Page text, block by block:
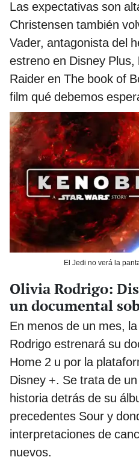
Las expectativas son
Christensen también
Vader, antagonista del
estreno en Disney Plus,
Raider en The book of
film qué debemos
El Jedi no verá la
Olivia Rodrigo:
un documental
En menos de un mes,
Rodrigo estrenará su
Home 2 u por la
Disney +. Se trata de
historia detrás de su
precedentes Sour y
interpretaciones de
nuevos.